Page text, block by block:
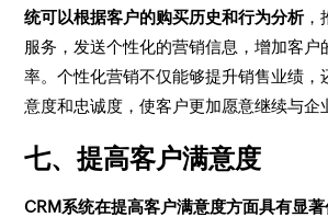
统可以根据客户的购买历史和行为分析，
服务，发送个性化的营销信息，增加客户
率。个性化营销不仅能够提升销售业绩，
意度和忠诚度，使客户更加愿意继续与企
七、提高客户满意度
CRM系统在提高客户满意度方面具有显